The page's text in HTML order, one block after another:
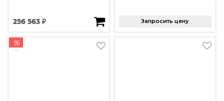
256 563 ₽ Запросить цену
%